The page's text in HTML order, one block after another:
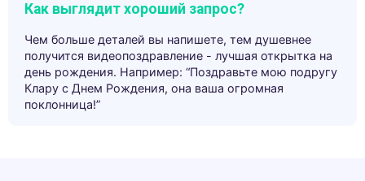
Как выглядит хороший запрос?
Чем больше деталей вы напишете, тем душевнее
получится видеопоздравление - лучшая открытка на
день рождения. Например: “Поздравьте мою подругу
Клару с Днем Рождения, она ваша огромная
поклонница!”